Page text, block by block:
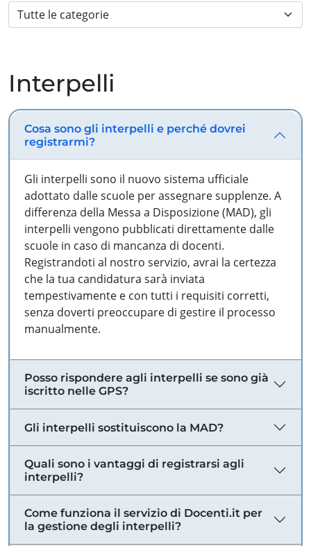
Interpelli
Cosa sono gli interpelli e perché dovrei
registrarmi?
Gli interpelli sono il nuovo sistema ufficiale
adottato dalle scuole per assegnare supplenze. A
differenza della Messa a Disposizione (MAD), gli
interpelli vengono pubblicati direttamente dalle
scuole in caso di mancanza di docenti.
Registrandoti al nostro servizio, avrai la certezza
che la tua candidatura sarà inviata
tempestivamente e con tutti i requisiti corretti,
senza doverti preoccupare di gestire il processo
manualmente.
Posso rispondere agli interpelli se sono già
iscritto nelle GPS?
Gli interpelli sostituiscono la MAD?
Quali sono i vantaggi di registrarsi agli
interpelli?
Come funziona il servizio di Docenti.it per
la gestione degli interpelli?